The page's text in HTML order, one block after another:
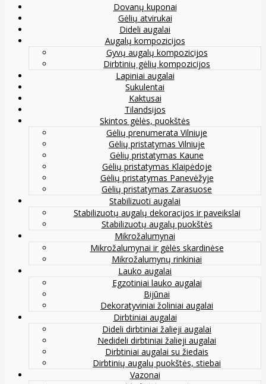
Dovanų kuponai
Gėlių atvirukai
Dideli augalai
Augalų kompozicijos
Gyvų augalų kompozicijos
Dirbtinių gėlių kompozicijos
Lapiniai augalai
Sukulentai
Kaktusai
Tilandsijos
Skintos gėlės, puokštės
Gėlių prenumerata Vilniuje
Gėlių pristatymas Vilniuje
Gėlių pristatymas Kaune
Gėlių pristatymas Klaipėdoje
Gėlių pristatymas Panevėžyje
Gėlių pristatymas Zarasuose
Stabilizuoti augalai
Stabilizuotų augalų dekoracijos ir paveikslai
Stabilizuotų augalų puokštės
Mikrožalumynai
Mikrožalumynai ir gėlės skardinėse
Mikrožalumynų rinkiniai
Lauko augalai
Egzotiniai lauko augalai
Bijūnai
Dekoratyviniai žoliniai augalai
Dirbtiniai augalai
Dideli dirbtiniai žalieji augalai
Nedideli dirbtiniai žalieji augalai
Dirbtiniai augalai su žiedais
Dirbtinių augalų puokštės, stiebai
Vazonai